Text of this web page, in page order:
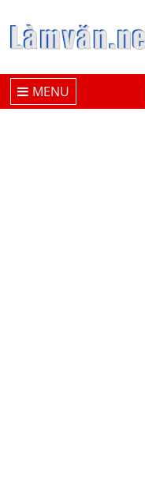
MENU